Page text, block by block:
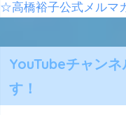
☆高橋裕子公式メルマ
YouTubeチャン
す！